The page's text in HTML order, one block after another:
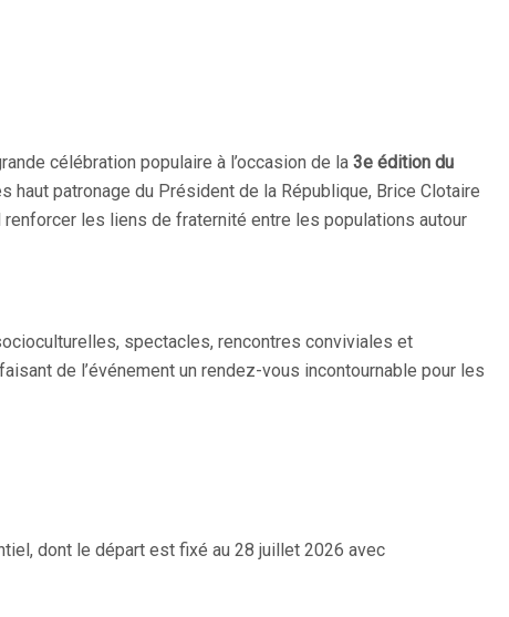
célébration populaire à l’occasion de la 3e édition du
haut patronage du Président de la République, Brice Clotaire
les liens de fraternité entre les populations autour
spectacles, rencontres conviviales et
de l’événement un rendez-vous incontournable pour les
dont le départ est fixé au 28 juillet 2026 avec